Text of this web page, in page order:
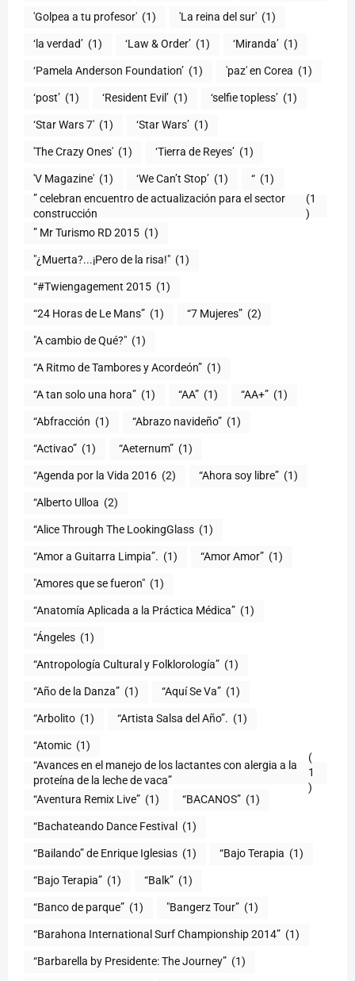
'Golpea a tu profesor' (1) 'La reina del sur' (1)
‘la verdad’ (1) ‘Law & Order’ (1) ‘Miranda’ (1)
‘Pamela Anderson Foundation’ (1) 'paz' en Corea (1)
‘post’ (1) ‘Resident Evil’ (1) ‘selfie topless’ (1)
‘Star Wars 7′ (1) ‘Star Wars’ (1)
'The Crazy Ones' (1) ‘Tierra de Reyes’ (1)
'V Magazine' (1) ‘We Can’t Stop’ (1) “ (1)
” celebran encuentro de actualización para el sector
construcción
(1
)
” Mr Turismo RD 2015 (1)
"¿Muerta?...¡Pero de la risa!" (1)
“#Twiengagement 2015 (1)
“24 Horas de Le Mans” (1) “7 Mujeres” (2)
(1)
“A Ritmo de Tambores y Acordeón” (1)
“A tan solo una hora” (1) “AA” (1) “AA+” (1)
“Abfracción (1) “Abrazo navideño” (1)
“Activao” (1) “Aeternum” (1)
“Agenda por la Vida 2016 (2) “Ahora soy libre” (1)
“Alberto Ulloa (2)
“Alice Through The LookingGlass (1)
“Amor a Guitarra Limpia”. (1) “Amor Amor” (1)
"Amores que se fueron" (1)
“Anatomía Aplicada a la Práctica Médica” (1)
“Ángeles (1)
“Antropología Cultural y Folklorología” (1)
“Año de la Danza” (1) “Aquí Se Va” (1)
“Arbolito (1) “Artista Salsa del Año”. (1)
“Atomic (1)
“Avances en el manejo de los lactantes con alergia a la
proteína de la leche de vaca”
(
1
)
“Aventura Remix Live” (1) “BACANOS” (1)
“Bachateando Dance Festival (1)
“Bailando” de Enrique Iglesias (1) “Bajo Terapia (1)
“Bajo Terapia” (1) “Balk” (1)
“Banco de parque” (1) "Bangerz Tour” (1)
“Barahona International Surf Championship 2014” (1)
“Barbarella by Presidente: The Journey” (1)